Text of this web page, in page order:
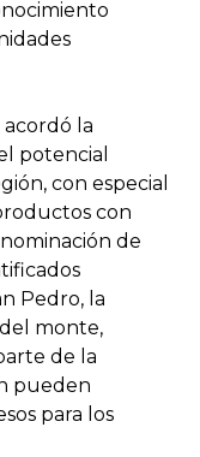
la
potencial
con especial
con
de
Pedro, la
monte,
de la
pueden
para los